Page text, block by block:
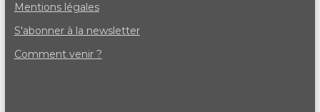
Mentions légales
S'abonner à la newsletter
Comment venir ?